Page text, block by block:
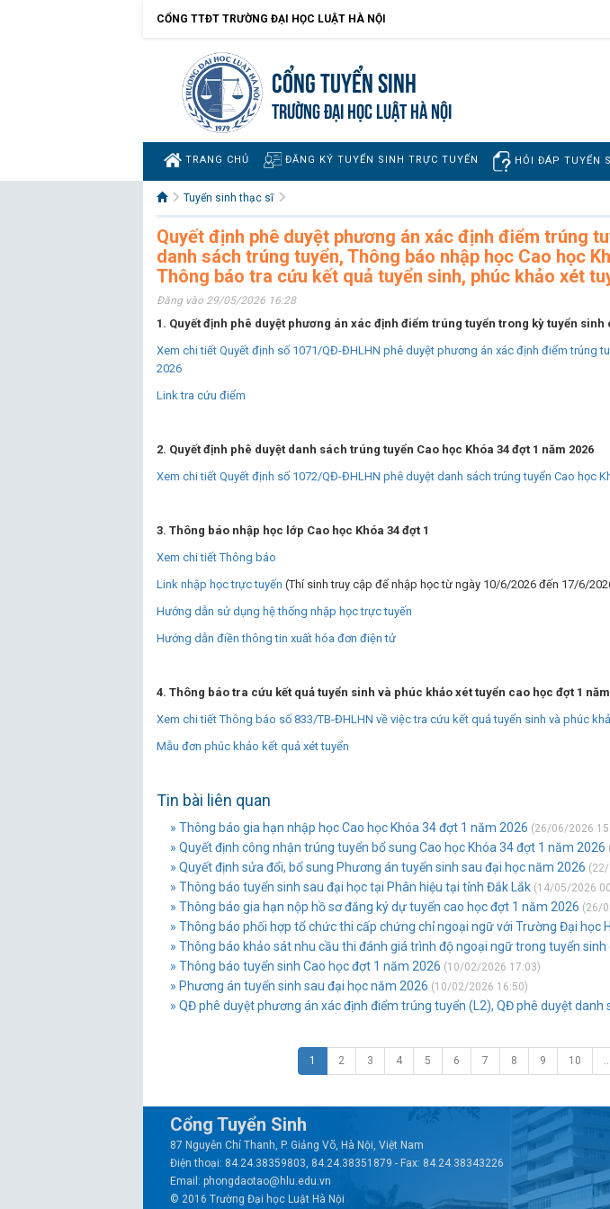
CỔNG TTĐT TRƯỜNG ĐẠI HỌC LUẬT HÀ NỘI
Cổng tuyển sinh
TRƯỜNG ĐẠI HỌC LUẬT HÀ NỘI
TRANG CHỦ ĐĂNG KÝ TUYỂN SINH TRỰC TUYẾN HỎI ĐÁP TUYỂN
Tuyển sinh thạc sĩ
Quyết định phê duyệt phương án xác định điểm trúng
danh sách trúng tuyển, Thông báo nhập học Cao học
Thông báo tra cứu kết quả tuyển sinh, phúc khảo xét
Đăng vào 29/05/2026 16:28
1. Quyết định phê duyệt phương án xác định điểm trúng tuyển trong kỳ tuyển sinh
Xem chi tiết Quyết định số 1071/QĐ-ĐHLHN phê duyệt phương án xác định điểm trúng
2026
Link tra cứu điểm
2. Quyết định phê duyệt danh sách trúng tuyển Cao học Khóa 34 đợt 1 năm 2026
Xem chi tiết Quyết định số 1072/QĐ-ĐHLHN phê duyệt danh sách trúng tuyển Cao học
3. Thông báo nhập học lớp Cao học Khóa 34 đợt 1
Xem chi tiết Thông báo
Link nhập học trực tuyến (Thí sinh truy cập để nhập học từ ngày 10/6/2026 đến 17/6/
Hướng dẫn sử dụng hệ thống nhập học trực tuyến
Hướng dẫn điền thông tin xuất hóa đơn điện tử
4. Thông báo tra cứu kết quả tuyển sinh và phúc khảo xét tuyển cao học đợt 1 năm
Xem chi tiết Thông báo số 833/TB-ĐHLHN về việc tra cứu kết quả tuyển sinh và phúc
Mẫu đơn phúc khảo kết quả xét tuyển
Tin bài liên quan
» Thông báo gia hạn nhập học Cao học Khóa 34 đợt 1 năm 2026 (26/06/2026
» Quyết định công nhận trúng tuyển bổ sung Cao học Khóa 34 đợt 1 năm 2026
» Quyết định sửa đổi, bổ sung Phương án tuyển sinh sau đại học năm 2026
» Thông báo tuyển sinh sau đại học tại Phân hiệu tại tỉnh Đắk Lắk (14/05/2026
» Thông báo gia hạn nộp hồ sơ đăng ký dự tuyển cao học đợt 1 năm 2026 (26/
» Thông báo phối hợp tổ chức thi cấp chứng chỉ ngoại ngữ với Trường Đại học
» Thông báo khảo sát nhu cầu thi đánh giá trình độ ngoại ngữ trong tuyển sinh
» Thông báo tuyển sinh Cao học đợt 1 năm 2026 (10/02/2026 17:03)
» Phương án tuyển sinh sau đại học năm 2026 (10/02/2026 16:50)
» QĐ phê duyệt phương án xác định điểm trúng tuyển (L2), QĐ phê duyệt danh
1 2 3 4 5 6 7 8 9 10 …
Cổng Tuyển Sinh
87 Nguyễn Chí Thanh, P. Giảng Võ, Hà Nội, Việt Nam
Điện thoại: 84.24.38359803, 84.24.38351879 - Fax: 84.24.38343226
Email: phongdaotao@hlu.edu.vn
© 2016 Trường Đại học Luật Hà Nội